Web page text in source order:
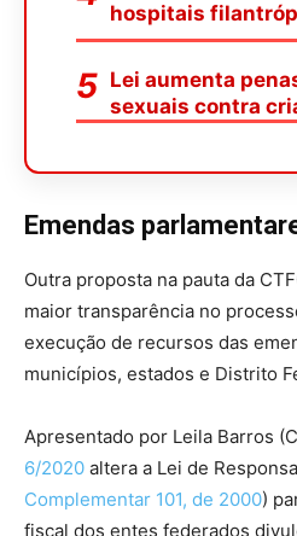
hospitais
Lei aumenta
sexuais contra
Emendas
Outra proposta na pauta da
maior transparência no
execução de recursos das
municípios, estados e Distrito
Apresentado por Leila Barros
6/2020 altera a Lei de
Complementar 101, de 2000)
fiscal dos entes federados